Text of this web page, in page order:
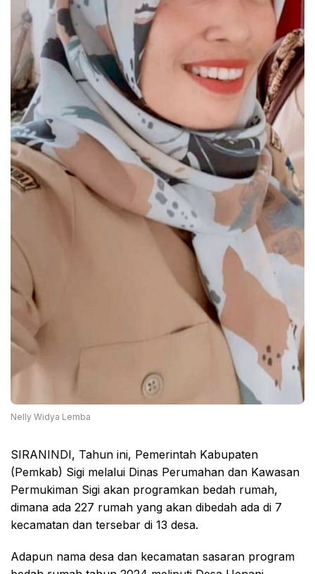
Nelly Widya Lemba
SIRANINDI, Tahun ini, Pemerintah Kabupaten
(Pemkab) Sigi melalui Dinas Perumahan dan Kawasan
Permukiman Sigi akan programkan bedah rumah,
dimana ada 227 rumah yang akan dibedah ada di 7
kecamatan dan tersebar di 13 desa.
Adapun nama desa dan kecamatan sasaran program